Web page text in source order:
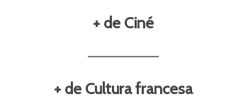
+ de Ciné
+ de Cultura francesa